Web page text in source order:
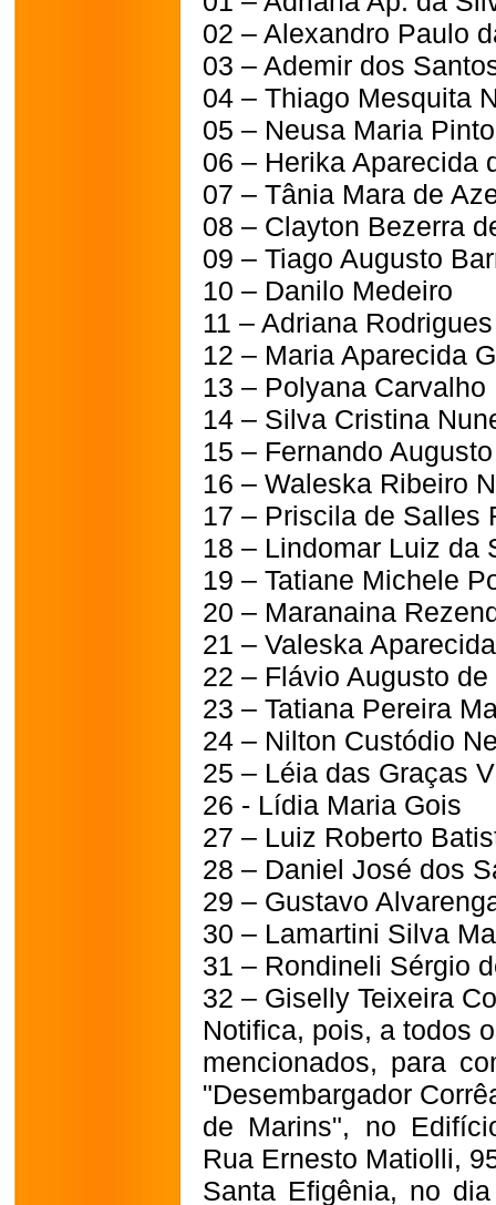
02 – Alexandro Paulo
03 – Ademir dos
04 – Thiago Mesquita
05 – Neusa Maria Pinto
06 – Herika Aparecida
07 – Tânia Mara de
08 – Clayton Bezerra
09 – Tiago Augusto
10 – Danilo Medeiro
11 – Adriana
12 – Maria Aparecida
13 – Polyana Carvalho
14 – Silva Cristina
15 – Fernando
16 – Waleska Ribeiro
17 – Priscila de Salles
18 – Lindomar Luiz da
19 – Tatiane Michele
20 – Maranaina
21 – Valeska
22 – Flávio Augusto
23 – Tatiana Pereira
24 – Nilton Custódio
25 – Léia das Graças
26 - Lídia Maria Gois
27 – Luiz Roberto
28 – Daniel José dos
29 – Gustavo
30 – Lamartini Silva
31 – Rondineli Sérgio
32 – Giselly Teixeira
Notifica, pois, a todos
mencionados, para
"Desembargador
de Marins", no
Rua Ernesto Matiolli,
Santa Efigênia, no